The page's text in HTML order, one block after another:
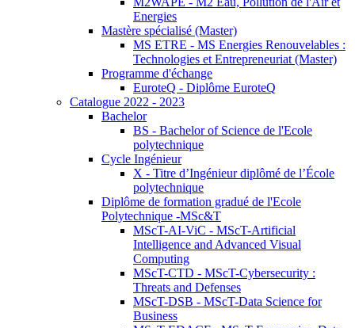
Energies
Mastère spécialisé (Master)
MS ETRE - MS Energies Renouvelables :
Technologies et Entrepreneuriat (Master)
Programme d'échange
EuroteQ - Diplôme EuroteQ
Catalogue 2022 - 2023
Bachelor
BS - Bachelor of Science de l'Ecole
polytechnique
Cycle Ingénieur
X - Titre d’Ingénieur diplômé de l’École
polytechnique
Diplôme de formation gradué de l'Ecole
Polytechnique -MSc&T
MScT-AI-ViC - MScT-Artificial
Intelligence and Advanced Visual
Computing
MScT-CTD - MScT-Cybersecurity :
Threats and Defenses
MScT-DSB - MScT-Data Science for
Business